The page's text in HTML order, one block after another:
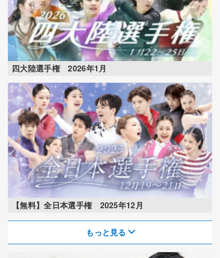
四大陸選手権 2026年1月
【無料】全日本選手権 2025年12月
もっと見る